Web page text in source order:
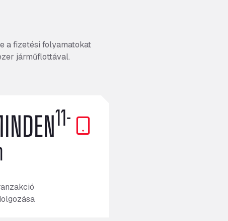
a fizetési folyamatokat
járműflottával.
11-